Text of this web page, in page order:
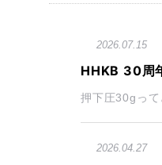
2026.07.15
HHKB 30周
押下圧30gっ
2026.04.27